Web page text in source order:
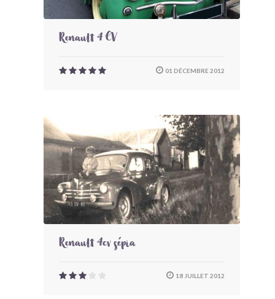
Renault 4 CV
01 DÉCEMBRE 2012
Renault 4cv sépia
18 JUILLET 2012